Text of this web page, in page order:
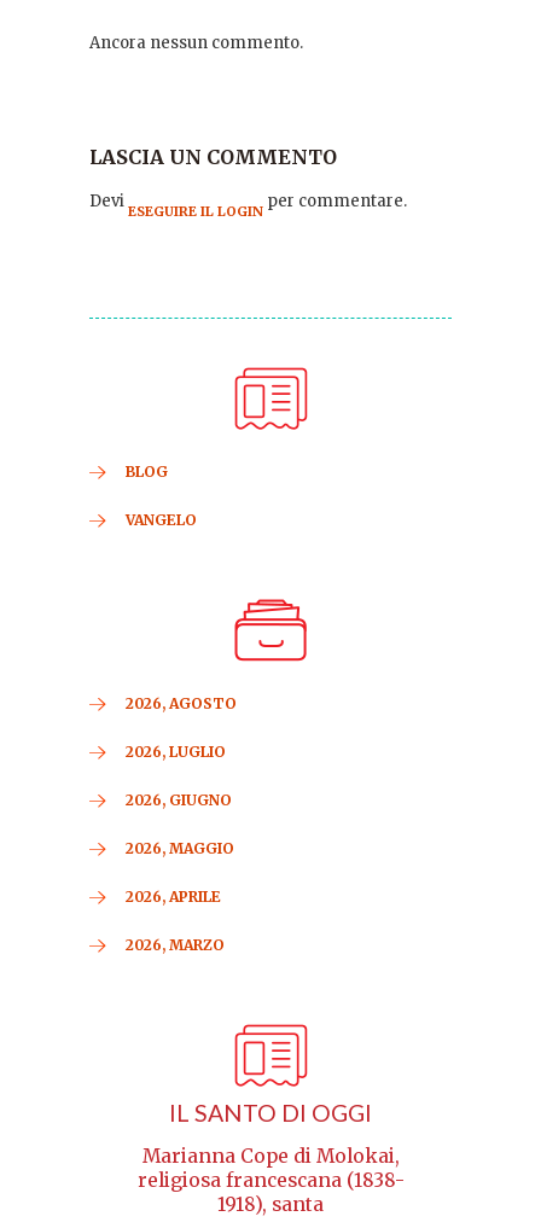
Ancora nessun commento.
LASCIA UN COMMENTO
Devi ESEGUIRE IL LOGIN per commentare.
BLOG
VANGELO
2026, AGOSTO
2026, LUGLIO
2026, GIUGNO
2026, MAGGIO
2026, APRILE
2026, MARZO
IL SANTO DI OGGI
Marianna Cope di Molokai,
religiosa francescana (1838-
1918), santa